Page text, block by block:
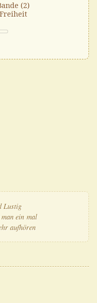
(2)
Lustig
ein mal
aufhören